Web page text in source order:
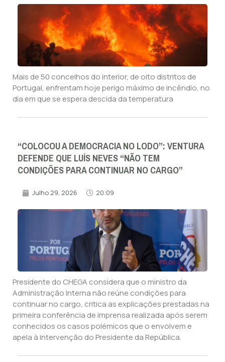
Mais de 50 concelhos do interior, de oito distritos de
Portugal, enfrentam hoje perigo máximo de incêndio, no
dia em que se espera descida da temperatura
“COLOCOU A DEMOCRACIA NO LODO”: VENTURA
DEFENDE QUE LUÍS NEVES “NÃO TEM
CONDIÇÕES PARA CONTINUAR NO CARGO”
Julho 29, 2026 20:09
Presidente do CHEGA considera que o ministro da
Administração Interna não reúne condições para
continuar no cargo, critica as explicações prestadas na
primeira conferência de imprensa realizada após serem
conhecidos os casos polémicos que o envolvem e
apela à intervenção do Presidente da República.